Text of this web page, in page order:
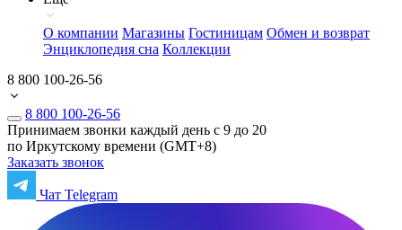
О компании Магазины Гостиницам Обмен и возврат
Энциклопедия сна Коллекции
8 800 100-26-56
8 800 100-26-56
Принимаем звонки каждый день с 9 до 20
по Иркутскому времени (GMT+8)
Заказать звонок
Чат Telegram